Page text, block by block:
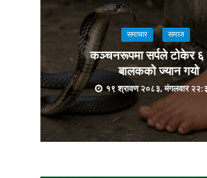
समाचार समाज
कञ्चनरूपमा सर्पले टोकेर ६
बालकको ज्यान गयो
१९ श्रावण २०८३, मंगलवार